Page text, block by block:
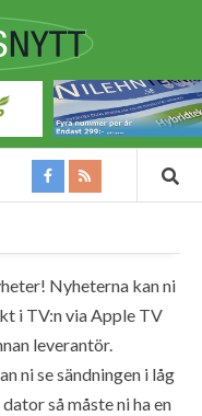
Nyheterna kan ni
i TV:n via Apple TV
leverantör.
ni se sändningen i låg
så måste ni ha en